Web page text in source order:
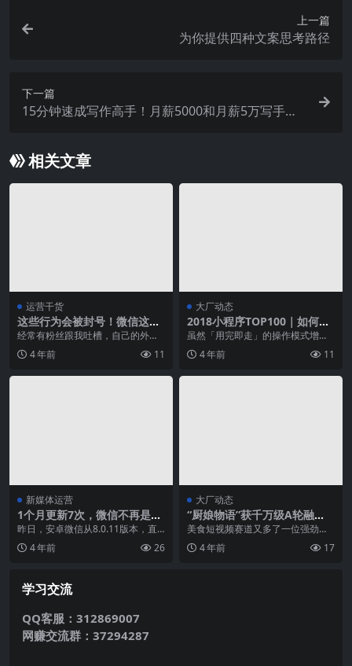
上一篇
为你提供四种文案思考路径
下一篇
15分钟速成写作高手！月薪5000和月薪5万写手的
相关文章
运营干货
这些行为会被封号！微信这几
条规则你知道吗？
经常有粉丝跟我吐槽，自己的外部
链接/微信号/公众号被封禁，有的还
被永久封号。 为...
4 年前 11
大厂动态
2018小程序TOP100｜如何在
短生命周期内实现用户增长？
虽然「用完即走」的操作模式增加
了用户留存的难度，但随着大众使
用小程序解决城市生活...
4 年前 11
新媒体运营
1个月更新7次，微信不再是那
个微信
昨日，安卓微信从8.0.11版本，直
接跳到8.0.14版本并开始内测，而
隔壁iO...
4 年前 26
大厂动态
“厨娘物语”获千万级A轮融
资，用美食短视频征服千万少
女心
美食短视频赛道又多了一位强劲对
手。新榜刚刚获悉，美食自媒体“厨
娘物语”已完成千万...
4 年前 17
学习交流
QQ客服：312869007
网赚交流群：37294287